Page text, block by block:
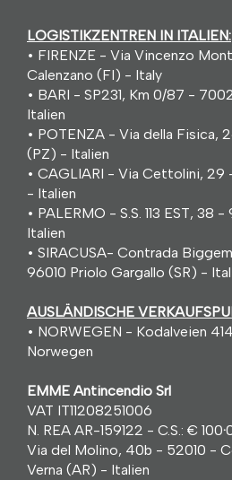
LOGISTIKZENTREN IN ITALIEN:
• FIRENZE - Via Vincenzo
Calenzano (FI) - Italy
• BARI - SP231, Km 0/87 -
Italien
• POTENZA - Via della Fisica,
(PZ) - Italien
• CAGLIARI - Via Cettolini,
- Italien
• PALERMO - S.S. 113 EST,
Italien
• SIRACUSA- Contrada
96010 Priolo Gargallo (SR) -
AUSLÄNDISCHE
• NORWEGEN - Kodalveien
Norwegen
EMME Antincendio Srl
VAT IT11208251006
N. REA AR-159122 - C.S.: € 100·
Via del Molino, 40b - 52010 -
Verna (AR) - Italien